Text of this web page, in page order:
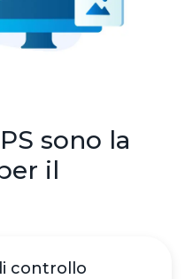
sono la
il
controllo